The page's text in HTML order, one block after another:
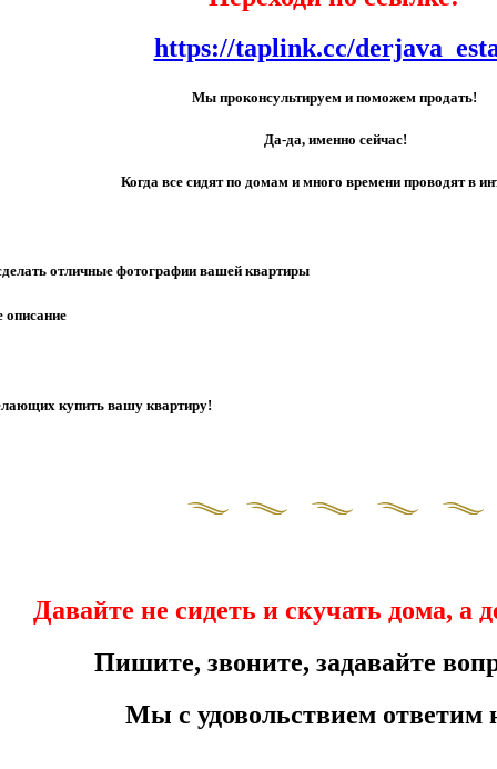
https://taplink.cc/
Мы проконсультируем и поможем продать!
Да-да, именно сейчас!
Когда все сидят по домам и много времени проводят в
отличные фотографии вашей квартиры
описание
купить вашу квартиру!
Давайте не сидеть и скучать дома, а
Пишите, звоните, задавайте
Мы с удовольствием ответим